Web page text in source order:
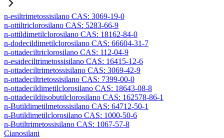
n-esiltrimetossisilano CAS: 3069-19-0
n-ottiltriclorosilano CAS: 5283-66-9
n-ottildimetilclorosilano CAS: 18162-84-0
n-dodecildimetilclorosilano CAS: 66604-31-7
n-ottadeciltriclorosilano CAS: 112-04-9
n-esadeciltrimetossisilano CAS: 16415-12-6
n-ottadeciltrimetossisilano CAS: 3069-42-9
n-ottadeciltrietossisilano CAS: 7399-00-0
n-ottadecildimetilclorosilano CAS: 18643-08-8
n-ottadecildiisobutilclorosilano CAS: 162578-86-1
n-Butildimetilmetossisilano CAS: 64712-50-1
n-Butildimetilclorosilano CAS: 1000-50-6
n-Butiltrimetossisilano CAS: 1067-57-8
Cianosilani